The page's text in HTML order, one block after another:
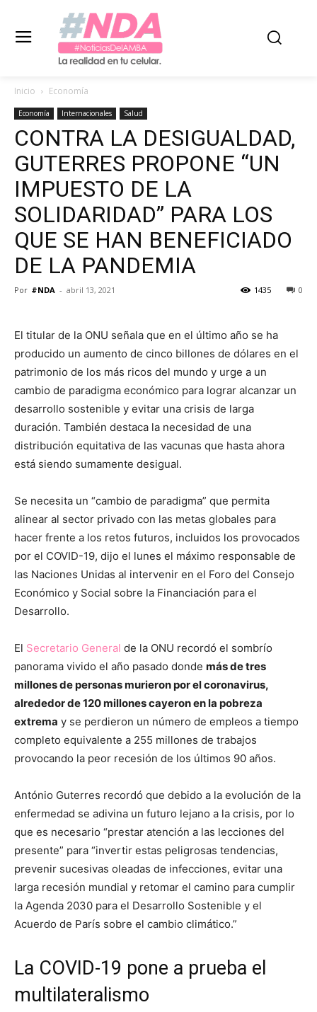
Inicio Economía
Economía Internacionales Salud
CONTRA LA DESIGUALDAD,
GUTERRES PROPONE “UN
IMPUESTO DE LA
SOLIDARIDAD” PARA LOS
QUE SE HAN BENEFICIADO
DE LA PANDEMIA
Por #NDA - abril 13, 2021 0
1435
El titular de la ONU señala que en el último año se ha
producido un aumento de cinco billones de dólares en el
patrimonio de los más ricos del mundo y urge a un
cambio de paradigma económico para lograr alcanzar un
desarrollo sostenible y evitar una crisis de larga
duración. También destaca la necesidad de una
distribución equitativa de las vacunas que hasta ahora
está siendo sumamente desigual.
Se necesita un “cambio de paradigma” que permita
alinear al sector privado con las metas globales para
hacer frente a los retos futuros, incluidos los provocados
por el COVID-19, dijo el lunes el máximo responsable de
las Naciones Unidas al intervenir en el Foro del Consejo
Económico y Social sobre la Financiación para el
Desarrollo.
El Secretario General de la ONU recordó el sombrío
panorama vivido el año pasado donde más de tres
millones de personas murieron por el coronavirus,
alrededor de 120 millones cayeron en la pobreza
extrema y se perdieron un número de empleos a tiempo
completo equivalente a 255 millones de trabajos
provocando la peor recesión de los últimos 90 años.
António Guterres recordó que debido a la evolución de la
enfermedad se adivina un futuro lejano a la crisis, por lo
que es necesario “prestar atención a las lecciones del
presente” para “invertir estas peligrosas tendencias,
prevenir sucesivas oleadas de infecciones, evitar una
larga recesión mundial y retomar el camino para cumplir
la Agenda 2030 para el Desarrollo Sostenible y el
Acuerdo de París sobre el cambio climático.”
La COVID-19 pone a prueba el
multilateralismo